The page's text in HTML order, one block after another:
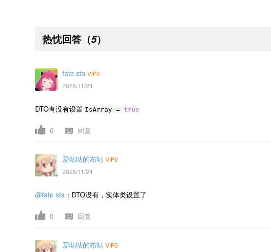
热忱回答 （5）
fate sta VIP0
2025/11/24
DTO有没有设置 IsArray = true
0 回复
爱咕咕的布咕 VIP0
2025/11/24
@fate sta ： DTO没有，实体类设置了
0 回复
爱咕咕的布咕 VIP0